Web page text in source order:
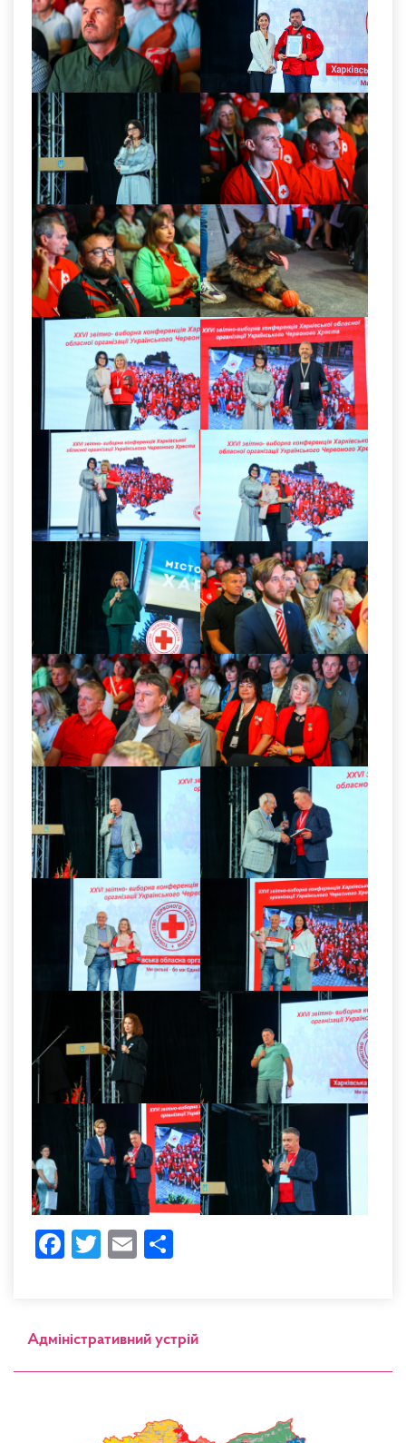
Facebook
Twitter
Email
Адміністративний устрій